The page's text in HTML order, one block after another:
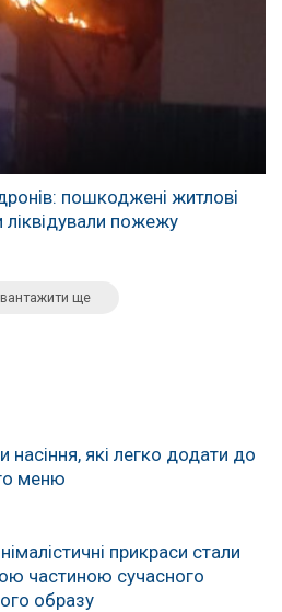
пошкоджені житлові
ліквідували пожежу
ще
насіння, які легко додати до
меню
прикраси стали
частиною сучасного
образу